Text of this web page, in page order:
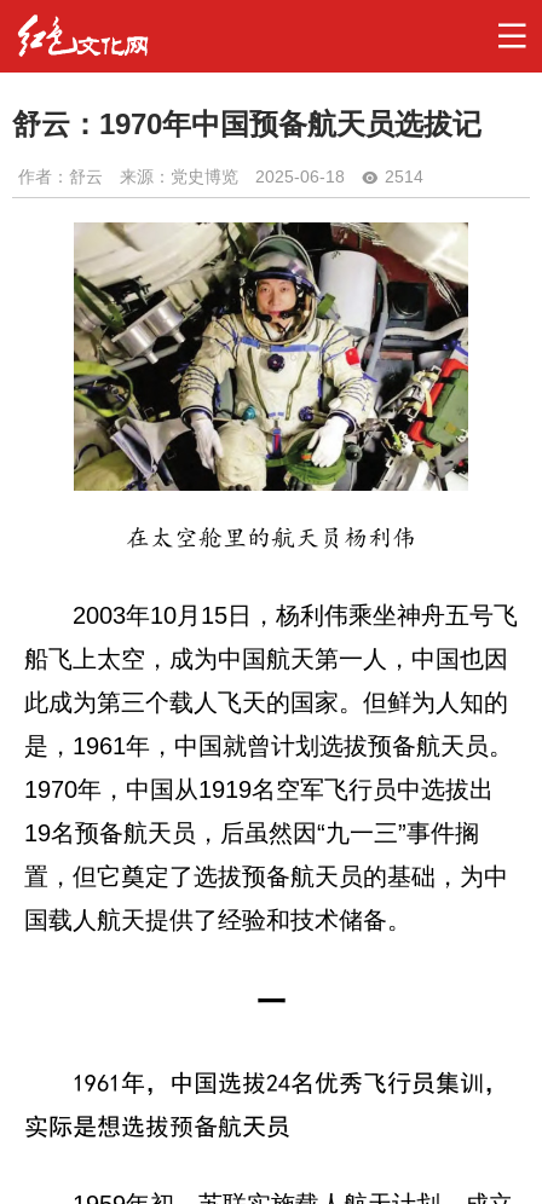
舒云：1970年中国预备航天员选拔记
作者： 舒云 来源：党史博览 2025-06-18 2514
在太空舱里的航天员杨利伟
2003年10月15日，杨利伟乘坐神舟五号飞
船飞上太空，成为中国航天第一人，中国也因
此成为第三个载人飞天的国家。但鲜为人知的
是，1961年，中国就曾计划选拔预备航天员。
1970年，中国从1919名空军飞行员中选拔出
19名预备航天员，后虽然因“九一三”事件搁
置，但它奠定了选拔预备航天员的基础，为中
国载人航天提供了经验和技术储备。
一
1961年，中国选拔24名优秀飞行员集训，
实际是想选拔预备航天员